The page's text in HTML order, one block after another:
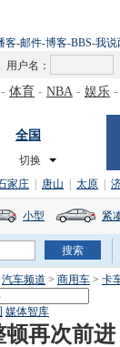
客-邮件-博客-BBS-我说
用户名：
- 体育 - NBA - 娱乐 -
全国
切换
家庄 唐山 太原
小型 紧
汽车频道 > 商用车 > 卡
媒体智库
再次前